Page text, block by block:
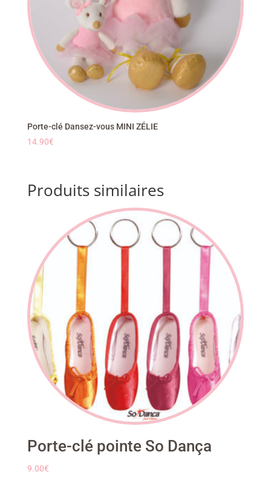
Porte-clé Dansez-vous MINI ZÉLIE
14.90€
Produits similaires
Porte-clé pointe So Dança
9.00€